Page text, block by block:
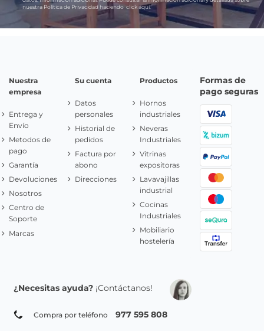
nuestra Política de Privacidad haciendoclick aquí.
Nuestra
empresa
Entrega y
Envío
Metodos de
pago
Garantía
Devoluciones
Nosotros
Centro de
Soporte
Marcas
Su cuenta
Datos
personales
Historial de
pedidos
Factura por
abono
Direcciones
Productos
Hornos
industriales
Neveras
Industriales
Vitrinas
expositoras
Lavavajillas
industrial
Cocinas
Industriales
Mobiliario
hostelería
Formas de
pago seguras
¿Necesitas ayuda? ¡Contáctanos!
Compra por teléfono 977 595 808